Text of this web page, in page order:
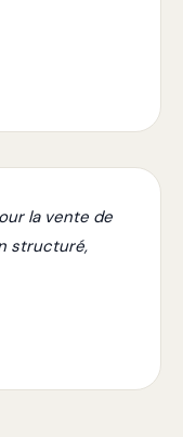
la vente de
structuré,